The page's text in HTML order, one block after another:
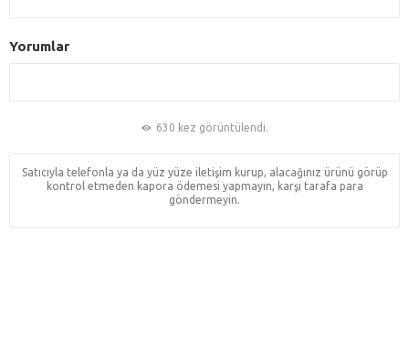
Yorumlar
630 kez görüntülendi.
Satıcıyla telefonla ya da yüz yüze iletişim kurup, alacağınız ürünü görüp
kontrol etmeden kapora ödemesi yapmayın, karşı tarafa para
göndermeyin.